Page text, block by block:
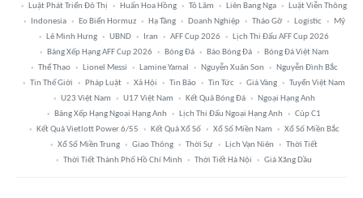
Luật Phát Triển Đô Thị
Huấn Hoa Hồng Tô Lâm Liên Bang Nga
Luật Viễn Thông
Indonesia
Eo Biển Hormuz Hạ Tầng Doanh Nghiệp Tháo Gỡ Logistic
Mỹ
Lê Minh Hưng
UBND Iran AFF Cup 2026
Lịch Thi Đấu AFF Cup 2026
Bảng Xếp Hạng AFF Cup 2026
Bóng Đá Báo Bóng Đá
Bóng Đá Việt Nam
Thể Thao
Lionel Messi Lamine Yamal Nguyễn Xuân Son
Nguyễn Đình Bắc
Tin Thế Giới
Pháp Luật Xã Hội Tin Bão Tin Tức Giá Vàng
Tuyển Việt Nam
U23 Việt Nam
U17 Việt Nam Kết Quả Bóng Đá
Ngoại Hạng Anh
Bảng Xếp Hạng Ngoại Hạng Anh
Lịch Thi Đấu Ngoại Hạng Anh
Cúp C1
Kết Quả Vietlott Power 6/55
Kết Quả Xổ Số Xổ Số Miền Nam
Xổ Số Miền Bắc
Xổ Số Miền Trung
Giao Thông Thời Sự Lịch Vạn Niên
Thời Tiết
Thời Tiết Thành Phố Hồ Chí Minh
Thời Tiết Hà Nội Giá Xăng Dầu